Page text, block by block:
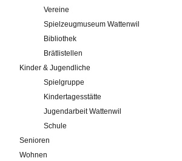
Vereine
Spielzeugmuseum Wattenwil
Bibliothek
Brätlistellen
Kinder & Jugendliche
Spielgruppe
Kindertagesstätte
Jugendarbeit Wattenwil
Schule
Senioren
Wohnen